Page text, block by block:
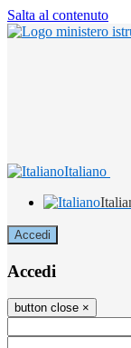
Salta al contenuto
Italiano
Accedi
Accedi
button close ×